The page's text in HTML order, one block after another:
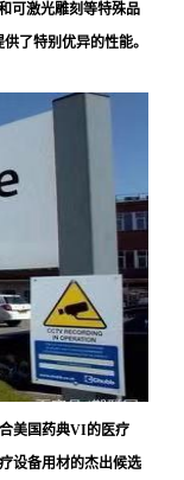
可激光雕刻等特殊品
了特别优异的性能。
美国药典VI的医疗
设备用材的杰出候选